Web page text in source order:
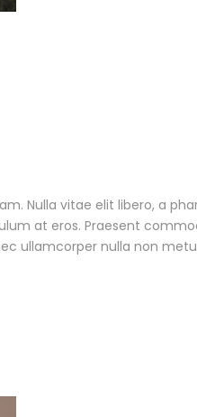
Nulla vitae elit libero, a
at eros. Praesent
ullamcorper nulla non